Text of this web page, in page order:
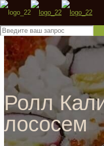
Ролл
лососем